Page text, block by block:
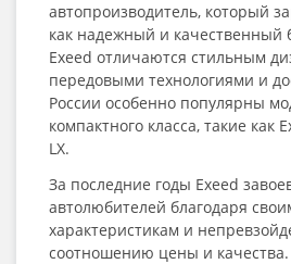
автопроизводитель, который
как надежный и качественный
Exeed отличаются стильным
передовыми технологиями и
России особенно популярны
компактного класса, такие как
LX.
За последние годы Exeed
автолюбителей благодаря
характеристикам и
соотношению цены и